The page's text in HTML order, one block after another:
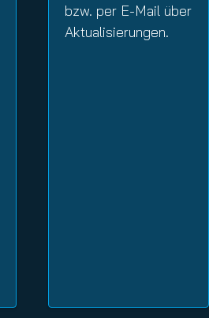
bzw. per E-Mail über
Aktualisierungen.